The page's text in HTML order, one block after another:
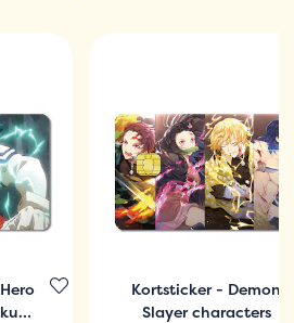
Kortsticker - Demon
Slayer characters